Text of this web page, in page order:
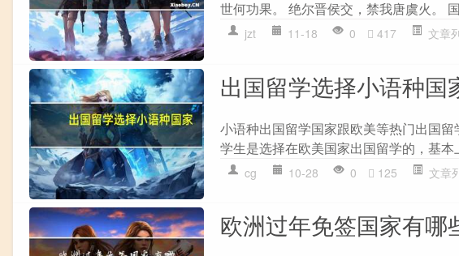
世何功果。 绝尔晋侯交，禁我唐虞火。
jzt 11-18 0 417 文章
出国留学选择小语种国
小语种出国留学国家跟欧美等热门出国
学生是选择在欧美国家出国留学的，基
cg 10-28 0 125 文章
欧洲过年免签国家有哪